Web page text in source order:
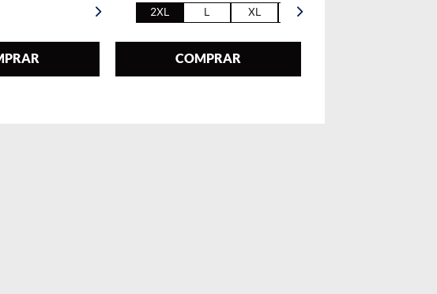
2XL L XL 5XL
COMPRAR